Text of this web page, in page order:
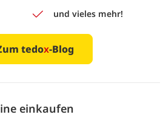
und vieles mehr!
tedox-Blog
einkaufen